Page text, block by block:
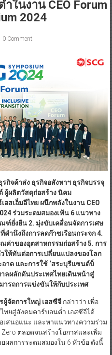
ในงาน CEO Forum
2024
0 Comment
รกิจค้าส่ง ธุรกิจอสังหาฯธุรกิจบรรจุ
ผลิตวัสดุก่อสร้าง นิคม
อสเอ็มอีไทยผนึกพลังในงาน CEO
ร่วมระดมสมองเฟ้น 6 แนวทาง
ณฑ์ยั่งยืน 2. มุ่งขับเคลื่อนจัดการเศษ
คำนึงถึงการลดก๊าซเรือนกระจก 4.
ค่าของอุตสาหกรรมก่อสร้าง 5. การ
ให้ทันต่อการเปลี่ยนแปลงของโลก
าด และการใช้ ‘สระบุรีแซนด์บ็
ลผลักดันประเทศไทยเดินหน้าสู่
ารถการแข่งขันให้กับประเทศ
ผู้จัดการใหญ่ เอสซีจีกล่าวว่า เพื่อ
ทยสู่สังคมคาร์บอนต่ำ เอสซีจีได้
สนอแนะ และหาแนวทางความร่วม
ตลอดจนสร้างโอกาสและเพิ่ม
ผลการระดมสมองใน 6 หัวข้อ ดังนี้